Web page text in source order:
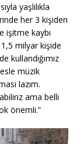
yaşlılıkla
her 3 kişiden
işitme kaybı
milyar kişide
kullandığımız
müzik
lazım.
ama belli
önemli.”